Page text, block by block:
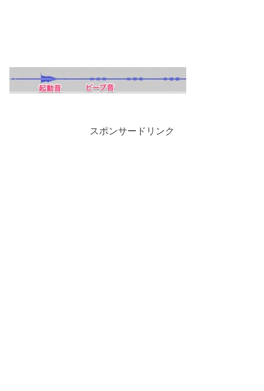
スポンサードリンク